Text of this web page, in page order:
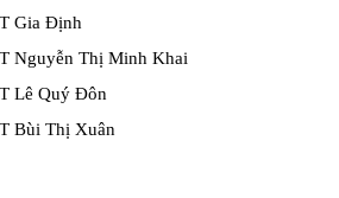
Gia Định
Nguyễn Thị Minh Khai
Lê Quý Đôn
Bùi Thị Xuân